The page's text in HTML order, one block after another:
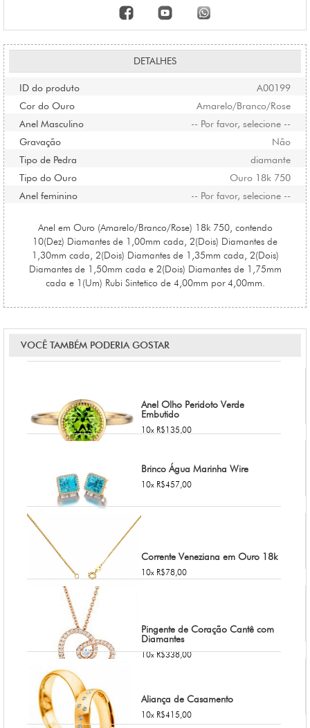
DETALHES
ID do produto A00199
Cor do Ouro Amarelo/Branco/Rose
Anel Masculino -- Por favor, selecione --
Gravação Não
Tipo de Pedra diamante
Tipo do Ouro Ouro 18k 750
Anel feminino -- Por favor, selecione --
Anel em Ouro (Amarelo/Branco/Rose) 18k 750, contendo
10(Dez) Diamantes de 1,00mm cada, 2(Dois) Diamantes de
1,30mm cada, 2(Dois) Diamantes de 1,35mm cada, 2(Dois)
Diamantes de 1,50mm cada e 2(Dois) Diamantes de 1,75mm
cada e 1(Um) Rubi Sintetico de 4,00mm por 4,00mm.
VOCÊ TAMBÉM PODERIA GOSTAR
Anel Olho Peridoto Verde
Embutido
10x R$135,00
Brinco Água Marinha Wire
10x R$457,00
Corrente Veneziana em Ouro 18k
10x R$78,00
Pingente de Coração Cantê com
Diamantes
10x R$338,00
Aliança de Casamento
10x R$415,00